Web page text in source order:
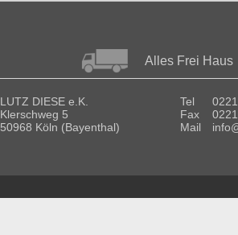
Alles Frei Haus
LUTZ DIESE e.K.
Klerschweg 5
50968 Köln (Bayenthal)
Tel
Fax
Mail